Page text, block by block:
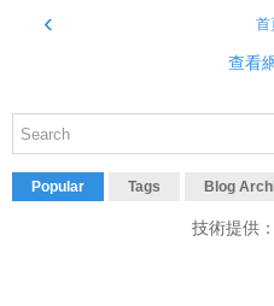
‹ 首
查看
Popular Tags Blog
技術提供：